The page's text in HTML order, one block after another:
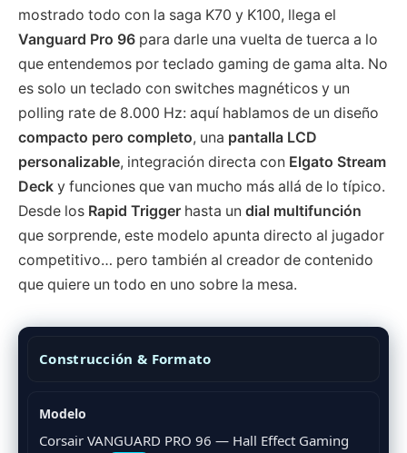
mostrado todo con la saga K70 y K100, llega el
Vanguard Pro 96 para darle una vuelta de tuerca a lo
que entendemos por teclado gaming de gama alta. No
es solo un teclado con switches magnéticos y un
polling rate de 8.000 Hz: aquí hablamos de un diseño
compacto pero completo, una pantalla LCD
personalizable, integración directa con Elgato Stream
Deck y funciones que van mucho más allá de lo típico.
Desde los Rapid Trigger hasta un dial multifunción
que sorprende, este modelo apunta directo al jugador
competitivo… pero también al creador de contenido
que quiere un todo en uno sobre la mesa.
Construcción & Formato
Modelo
Corsair VANGUARD PRO 96 — Hall Effect Gaming